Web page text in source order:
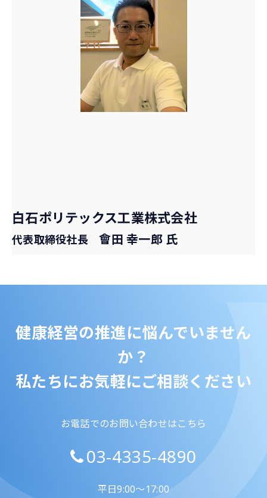
白石ポリテックス工業株式会社
代表取締役社長會田 幸一郎 氏
健康経営の推進に悩んでいません
か？
私たちにお気軽にご相談ください
お電話でのお問い合わせはこちら
03-4335-4890
平日9:00～17:00